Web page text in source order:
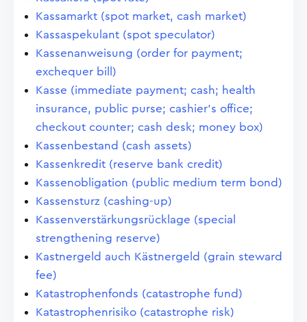
Kassamarkt (spot market, cash market)
Kassaspekulant (spot speculator)
Kassenanweisung (order for payment;
exchequer bill)
Kasse (immediate payment; cash; health
insurance, public purse; cashier's office;
checkout counter; cash desk; money box)
Kassenbestand (cash assets)
Kassenkredit (reserve bank credit)
Kassenobligation (public medium term bond)
Kassensturz (cashing-up)
Kassenverstärkungsrücklage (special
strengthening reserve)
Kastnergeld auch Kästnergeld (grain steward
fee)
Katastrophenfonds (catastrophe fund)
Katastrophenrisiko (catastrophe risk)